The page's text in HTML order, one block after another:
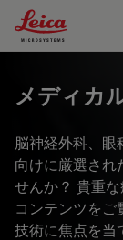
Leica
メディカ
脳神経外科、
向けに厳選され
せんか？ 貴重
コンテンツを
技術に焦点を当